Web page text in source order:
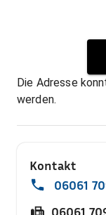
Die Adresse
werden.
Kontakt
06061
06061